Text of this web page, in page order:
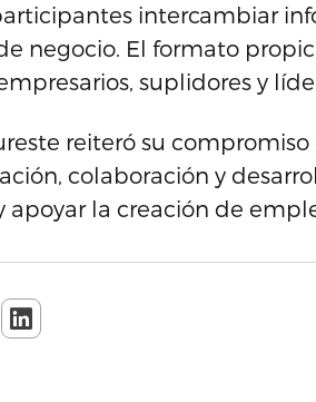
intercambiar
negocio. El formato
suplidores y
reiteró su
colaboración y
la creación de